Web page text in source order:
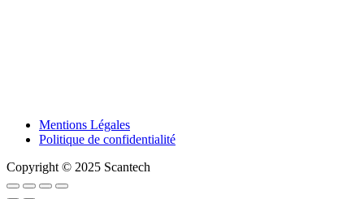
Mentions Légales
Politique de confidentialité
Copyright © 2025 Scantech